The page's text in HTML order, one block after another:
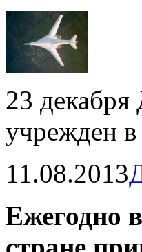
23
учрежден
11.08.2013
Ежегодно